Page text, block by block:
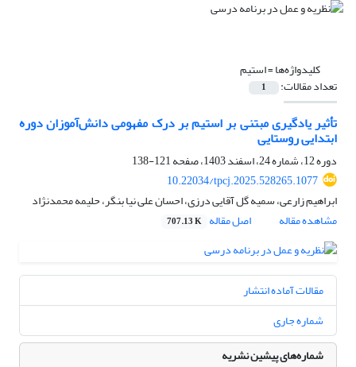
کلیدواژه‌ها =استیم
تعداد مقالات: 1
تأثیر یادگیری مبتنی بر استیم بر درک مفهومی دانش‌آموزان دوره
ابتدایی روستایی
دوره 12، شماره 24، اسفند 1403، صفحه
121-138
10.22034/tpcj.2025.528265.1077
ابراهیم زارعی، سمیه گل آقایی درزی، احسان علی نیا بنگر، حلیمه محمدنژاد
مشاهده مقاله
اصل مقاله 707.13 K
مقالات آماده انتشار
شماره جاری
شماره‌های پیشین نشریه